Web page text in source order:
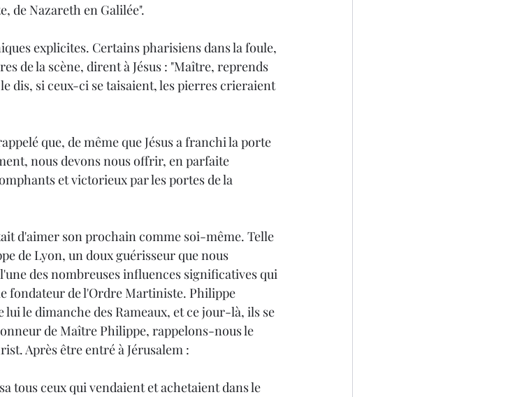
de Nazareth en Galilée".
explicites. Certains pharisiens dans la foule,
de la scène, dirent à Jésus : "Maître, reprends
dis, si ceux-ci se taisaient, les pierres crieraient
que, de même que Jésus a franchi la porte
nous devons nous offrir, en parfaite
et victorieux par les portes de la
d'aimer son prochain comme soi-même. Telle
de Lyon, un doux guérisseur que nous
des nombreuses influences significatives qui
fondateur de l'Ordre Martiniste. Philippe
lui le dimanche des Rameaux, et ce jour-là, ils se
de Maître Philippe, rappelons-nous le
Après être entré à Jérusalem :
tous ceux qui vendaient et achetaient dans le